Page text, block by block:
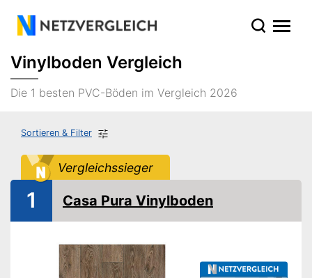
Vinylboden Vergleich
Die 1 besten PVC-Böden im Vergleich 2026
Sortieren & Filter
Vergleichssieger
1 Casa Pura Vinylboden